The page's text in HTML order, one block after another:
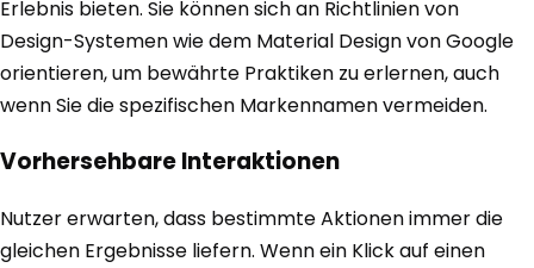
Erlebnis bieten. Sie können sich an Richtlinien von
Design-Systemen wie dem Material Design von Google
orientieren, um bewährte Praktiken zu erlernen, auch
wenn Sie die spezifischen Markennamen vermeiden.
Vorhersehbare Interaktionen
Nutzer erwarten, dass bestimmte Aktionen immer die
gleichen Ergebnisse liefern. Wenn ein Klick auf einen